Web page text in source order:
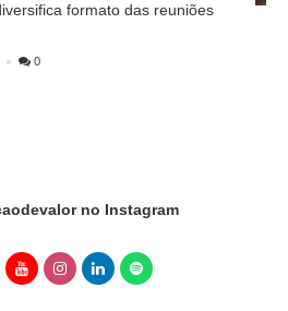
formato das reuniões
0
did not return a 200.
no Instagram